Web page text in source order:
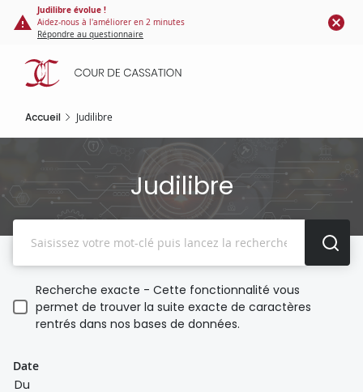
Panneau de gestion des cookies
contenu
principal
Judilibre évolue !
Aidez-nous à l'améliorer en 2 minutes
Répondre au questionnaire
Accueil Judilibre
Judilibre
Recherche exacte - Cette fonctionnalité vous
permet de trouver la suite exacte de caractères
rentrés dans nos bases de données.
Date
Du